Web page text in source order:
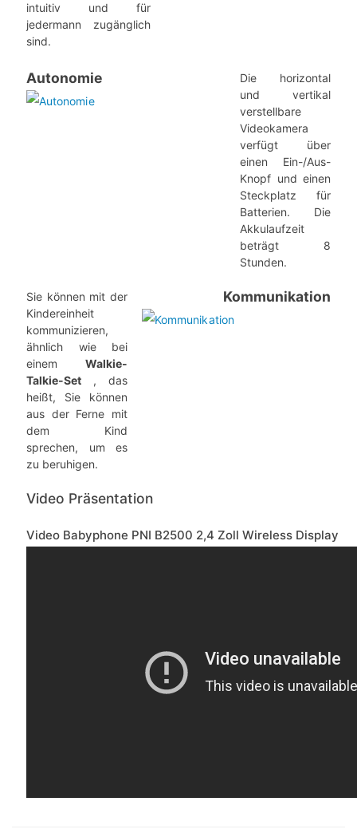
intuitiv und für
jedermann zugänglich
sind.
Autonomie
Die horizontal
und vertikal
verstellbare
Videokamera
verfügt über
einen Ein-/Aus-
Knopf und einen
Steckplatz für
Batterien. Die
Akkulaufzeit
beträgt 8
Stunden.
Sie können mit der
Kindereinheit
kommunizieren,
ähnlich wie bei
einem Walkie-
Talkie-Set , das
heißt, Sie können
aus der Ferne mit
dem Kind
sprechen, um es
zu beruhigen.
Kommunikation
Video Präsentation
Video Babyphone PNI B2500 2,4 Zoll Wireless Display